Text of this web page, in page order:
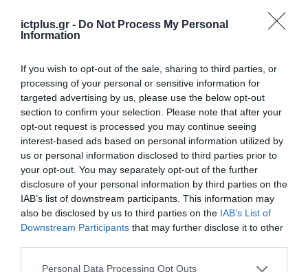
ictplus.gr - Do Not Process My Personal
Information
If you wish to opt-out of the sale, sharing to third parties, or
processing of your personal or sensitive information for
targeted advertising by us, please use the below opt-out
section to confirm your selection. Please note that after your
opt-out request is processed you may continue seeing
interest-based ads based on personal information utilized by
us or personal information disclosed to third parties prior to
your opt-out. You may separately opt-out of the further
disclosure of your personal information by third parties on the
IAB’s list of downstream participants. This information may
also be disclosed by us to third parties on the IAB’s List of
Downstream Participants that may further disclose it to other
Please note that this website/app uses one or more Google
Personal Data Processing Opt Outs
του περιβάλλοντος της γης Copernicus και
TAGS:
HYPERION UNESCO
ΕΘΝΙΚΟ ΜΕΤΣΟΒΙΟ
ΠΟΛΥΤΕΧΝΕΙΟ
ΕΠΙΣΕΥ/
ΕΜΠ